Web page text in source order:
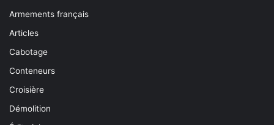
Armements français
Articles
Cabotage
Conteneurs
Croisière
Démolition